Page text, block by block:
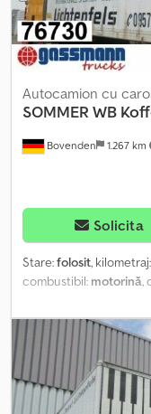
Bovenden 1.267 km
Autocamion cu
SOMMER WB
Solicita
Stare:folosit, kilometraj:
combustibil: motorină,
,
spațiului de încărcare:
2.420 mm
, An de
uși portal Crjdpsi Rri
este încărcată cu
demontabil este umed.